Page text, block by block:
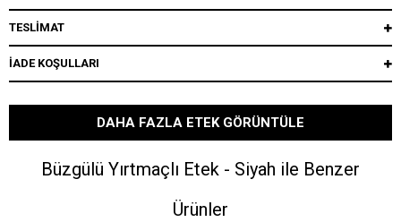
TESLİMAT
İADE KOŞULLARI
DAHA FAZLA ETEK GÖRÜNTÜLE
Büzgülü Yırtmaçlı Etek - Siyah ile Benzer
Ürünler